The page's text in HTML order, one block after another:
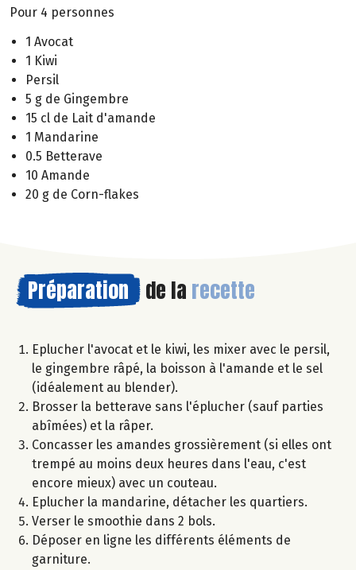
Pour 4 personnes
1 Avocat
1 Kiwi
Persil
5 g de Gingembre
15 cl de Lait d'amande
1 Mandarine
0.5 Betterave
10 Amande
20 g de Corn-flakes
Préparation de la recette
Eplucher l'avocat et le kiwi, les mixer avec le persil,
le gingembre râpé, la boisson à l'amande et le sel
(idéalement au blender).
Brosser la betterave sans l'éplucher (sauf parties
abîmées) et la râper.
Concasser les amandes grossièrement (si elles ont
trempé au moins deux heures dans l'eau, c'est
encore mieux) avec un couteau.
Eplucher la mandarine, détacher les quartiers.
Verser le smoothie dans 2 bols.
Déposer en ligne les différents éléments de
garniture.